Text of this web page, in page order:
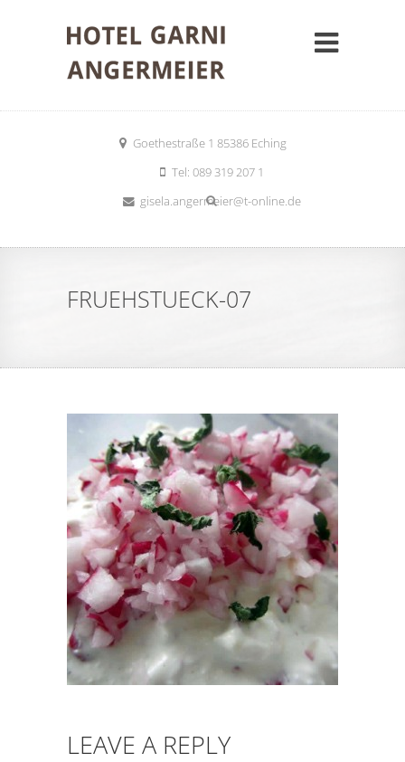
Goethestraße 1 85386 Eching
Tel: 089 319 207 1
gisela.angermeier@t-online.de
FRUEHSTUECK-07
LEAVE A REPLY